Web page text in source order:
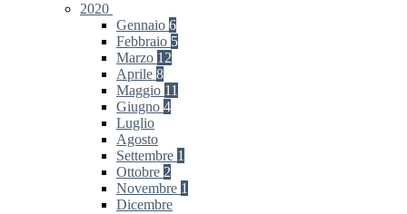
2020
Gennaio 6
Febbraio 5
Marzo 12
Aprile 8
Maggio 11
Giugno 4
Luglio
Agosto
Settembre 1
Ottobre 2
Novembre 1
Dicembre